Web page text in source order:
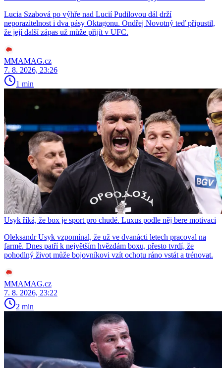
Lucia Szabová po výhře nad Lucií Pudilovou dál drží
neporazitelnost i dva pásy Oktagonu. Ondřej Novotný teď připustil,
že její další zápas už může přijít v UFC.
MMAMAG.cz
7. 8. 2026, 23:26
1 min
Usyk říká, že box je sport pro chudé. Luxus podle něj bere motivaci
Oleksandr Usyk vzpomínal, že už ve dvanácti letech pracoval na
farmě. Dnes patří k největším hvězdám boxu, přesto tvrdí, že
pohodlný život může bojovníkovi vzít ochotu ráno vstát a trénovat.
MMAMAG.cz
7. 8. 2026, 23:22
2 min